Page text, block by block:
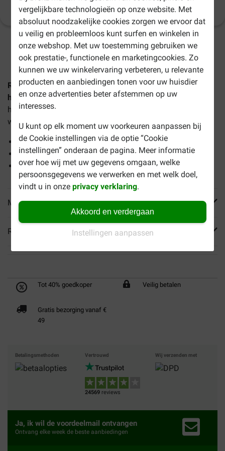
vergelijkbare technologieën op onze website. Met
absoluut noodzakelijke cookies zorgen we ervoor dat
u veilig en probleemloos kunt surfen en winkelen in
onze webshop. Met uw toestemming gebruiken we
ook prestatie-, functionele en marketingcookies. Zo
kunnen we uw winkelervaring verbeteren, u relevante
producten en aanbiedingen tonen voor uw huisdier
en onze advertenties beter afstemmen op uw
interesses.
U kunt op elk moment uw voorkeuren aanpassen bij
de Cookie instellingen via de optie “Cookie
instellingen” onderaan de pagina. Meer informatie
over hoe wij met uw gegevens omgaan, welke
persoonsgegevens we verwerken en met welk doel,
vindt u in onzeprivacy verklaring.
Akkoord en verdergaan
Instellingen aanpassen
(11) Productinformatie
1-3 werkdagen levertijd, tenzij anders aangegeven
Renske Gezonde Beloning vlees repen zalm
hondensnackis een heerlijke, gezonde, hypoallergene
hondensnack en voor honden van alle rassen, vanaf 9
weken oud.
100% natuurlijk
Met 97% gedroogde zalm
Zonder zout, suiker, granen en gluten
Meer informatie
Reviews
Tot 40% goedkoper Veilig betalen
Gratis bezorging vanaf €
49
Betalingsmethoden Vertrouwd
24569 reviews
Wij verzenden met
Ja, ik wil de voordeelmail ontvangen
Ontvang elke week de beste aanbiedingen